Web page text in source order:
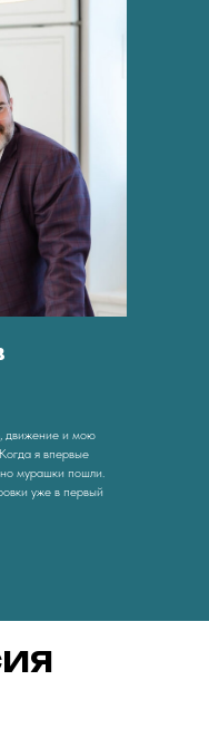
движение и мою
я впервые
мурашки пошли.
уже в первый